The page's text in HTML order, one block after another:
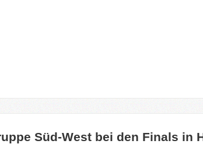
Süd-West bei den Finals in